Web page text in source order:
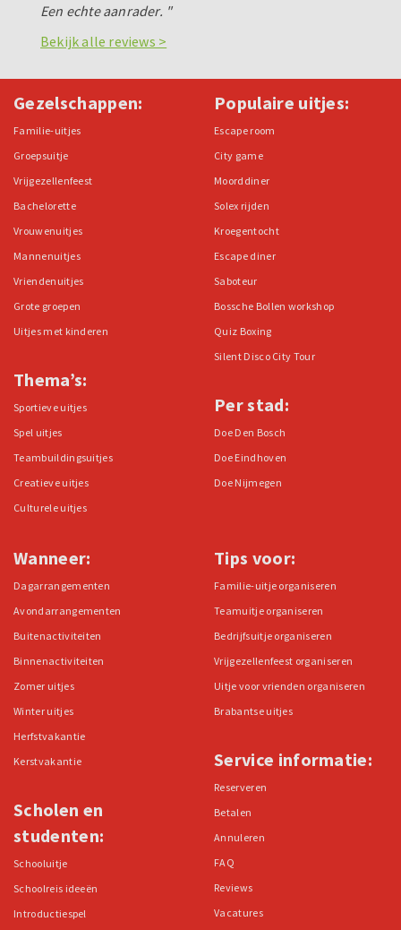
Een echte aanrader. "
Bekijk alle reviews >
Gezelschappen:
Familie-uitjes
Groepsuitje
Vrijgezellenfeest
Bachelorette
Vrouwenuitjes
Mannenuitjes
Vriendenuitjes
Grote groepen
Uitjes met kinderen
Thema’s:
Sportieve uitjes
Spel uitjes
Teambuildingsuitjes
Creatieve uitjes
Culturele uitjes
Populaire uitjes:
Escape room
City game
Moorddiner
Solex rijden
Kroegentocht
Escape diner
Saboteur
Bossche Bollen workshop
Quiz Boxing
Silent Disco City Tour
Per stad:
Doe Den Bosch
Doe Eindhoven
Doe Nijmegen
Wanneer:
Dagarrangementen
Avondarrangementen
Buitenactiviteiten
Binnenactiviteiten
Zomer uitjes
Winter uitjes
Herfstvakantie
Kerstvakantie
Scholen en
studenten:
Schooluitje
Schoolreis ideeën
Introductiespel
Tips voor:
Familie-uitje organiseren
Teamuitje organiseren
Bedrijfsuitje organiseren
Vrijgezellenfeest organiseren
Uitje voor vrienden organiseren
Brabantse uitjes
Service informatie:
Reserveren
Betalen
Annuleren
FAQ
Reviews
Vacatures